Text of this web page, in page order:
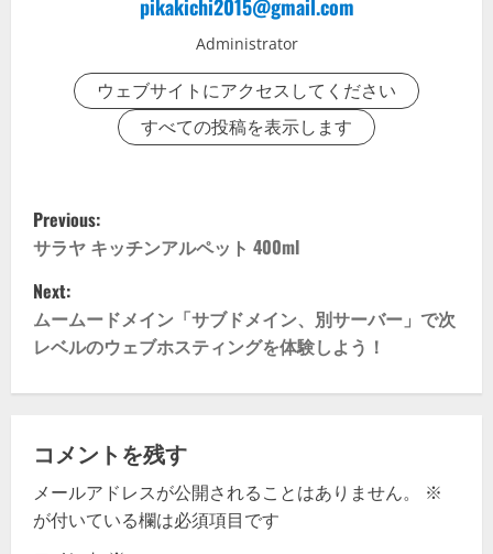
pikakichi2015@gmail.com
Administrator
ウェブサイトにアクセスしてください
すべての投稿を表示します
P
o
s
t
n
a
v
i
Previous:
サラヤ キッチンアルペット 400ml
Next:
ムームードメイン「サブドメイン、別サーバー」で次
レベルのウェブホスティングを体験しよう！
コメントを残す
メールアドレスが公開されることはありません。
※
が付いている欄は必須項目です